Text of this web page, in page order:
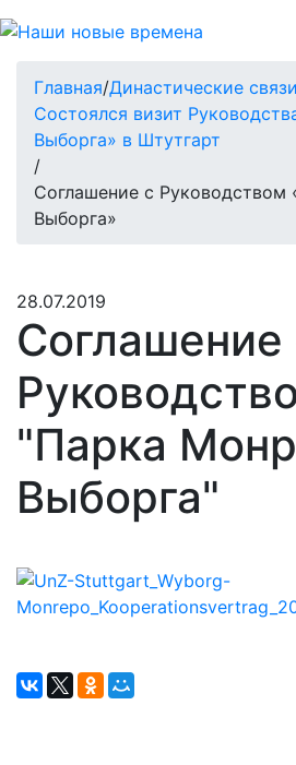
Главная/Династические связи
Состоялся визит
Выборга» в Штутгарт
/
Соглашение с Руководством
Выборга»
28.07.2019
Соглашение
"Парка
Выборга"